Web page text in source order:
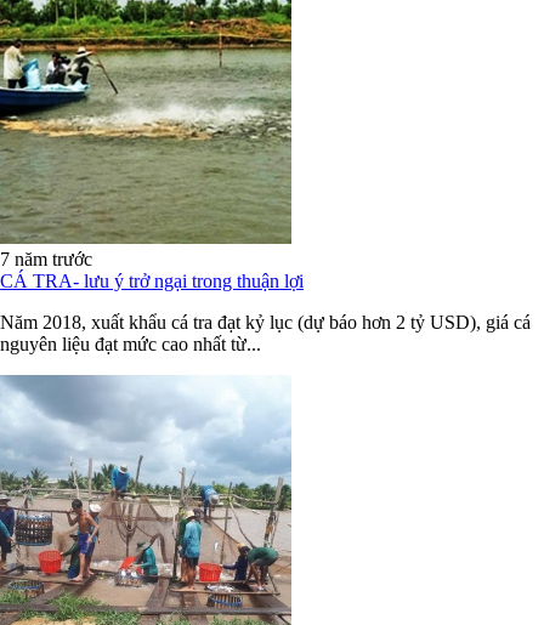
7 năm trước
CÁ TRA- lưu ý trở ngại trong thuận lợi
Năm 2018, xuất khẩu cá tra đạt kỷ lục (dự báo hơn 2 tỷ USD), giá cá
nguyên liệu đạt mức cao nhất từ...